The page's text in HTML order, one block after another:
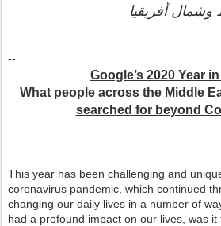
أفريقيا
--
Google’s 2020 Year
What people across the Middle
searched for beyond
This year has been challenging and
coronavirus pandemic, which continued
changing our daily lives in a number of
had a profound impact on our lives, was